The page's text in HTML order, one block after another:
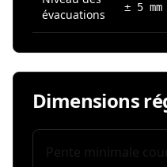
évacuations
± 5 mm
Dimensions